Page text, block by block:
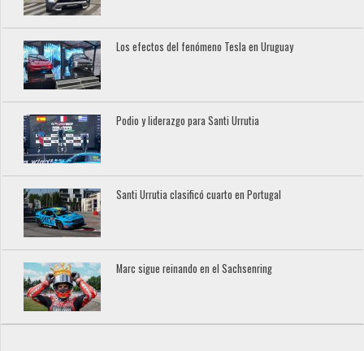
Los efectos del fenómeno Tesla en Uruguay
Podio y liderazgo para Santi Urrutia
Santi Urrutia clasificó cuarto en Portugal
Marc sigue reinando en el Sachsenring